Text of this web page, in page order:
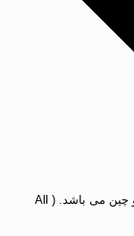
تمام حقوق این سایت متعلق به انجمن دوستی ایران و چین می باشد. ( All